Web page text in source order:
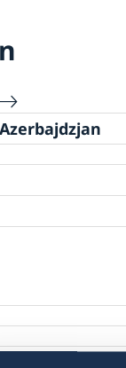
i brottsmål